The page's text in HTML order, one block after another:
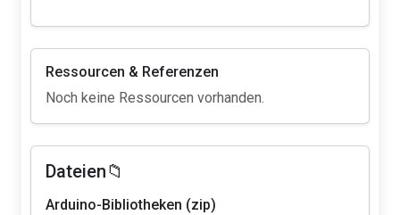
Ressourcen & Referenzen
Noch keine Ressourcen vorhanden.
Dateien📁
Arduino-Bibliotheken (zip)